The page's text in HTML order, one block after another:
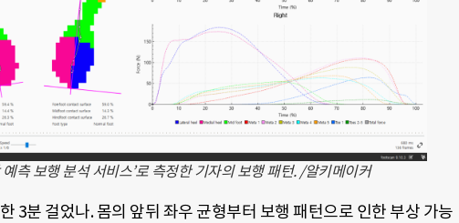
예측 보행 분석 서비스’로 측정한 기자의 보행 패턴. /알키메이커
3분 걸었나. 몸의 앞뒤 좌우 균형부터 보행 패턴으로 인한 부상 가능